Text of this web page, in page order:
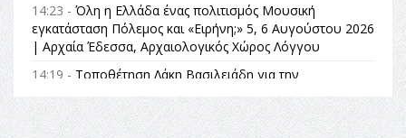
14:23 - Όλη η Ελλάδα ένας πολιτισμός Μουσική
εγκατάσταση Πόλεμος και «Ειρήνη;» 5, 6 Αυγούστου 2026
| Αρχαία Έδεσσα, Αρχαιολογικός Χώρος Λόγγου
14:19 - Τοποθέτηση Λάκη Βασιλειάδη για την
Αναθεώρηση του Συντάγματος: «Σε τέτοιες κορυφαίες
θεσμικές διαδικασίες υπάρχει μόνο η ευθύνη απέναντι
στις επόμενες γενιές»